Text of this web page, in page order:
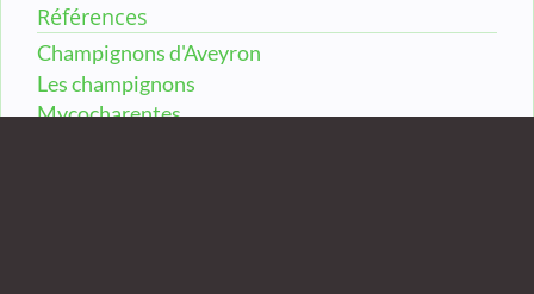
Références
Champignons d'Aveyron
Les champignons
Mycocharentes